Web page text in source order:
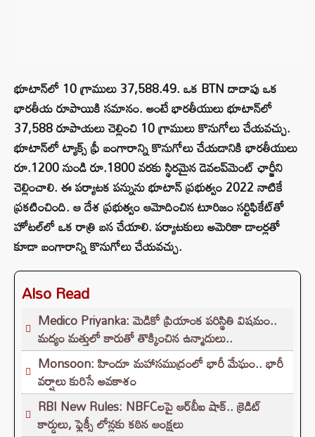
భూటాన్‌లో 10 గ్రాములు 37,588.49. ఒక BTN దాదాపు ఒక
భారతీయ రూపాయికి సమానం. అంటే భారతీయులు భూటాన్‌లో
37,588 రూపాయలు చెల్లించి 10 గ్రాములు కొనుగోలు చేయవచ్చు.
భూటాన్‌లో ట్యాక్స్ ఫ్రీ బంగారాన్ని కొనుగోలు చేయడానికి భారతీయులు
రూ.1200 నుండి రూ.1800 వరకు స్థిరమైన డెవలప్‌మెంట్ ఛార్జీని
చెల్లించాలి. ఈ పర్యాటక పన్నును భూటాన్ ప్రభుత్వం 2022 నాటికే
ప్రకటించింది. ఆ దేశ ప్రభుత్వం ఆమోదించిన టూరిజం సర్టిఫికేట్‌తో
హోటల్‌లో ఒక రాత్రి బస చేయాలి. పర్యాటకులు అమెరికా డాలర్లతో
కూడా బంగారాన్ని కొనుగోలు చేయవచ్చు.
Also Read
Medico Priyanka: మెడికో ప్రియాంక పరిస్థితి విషమం..
మద్యం మత్తులో కారుతో తొక్కించిన ఉన్మాదులు..
Monsoon: హిందూ మహాసముద్రంలో భారీ మేఘం.. భారీ
వర్షాలు కురిసే అవకాశం
RBI New Rules: NBFCలపై ఆర్‌బీఐ షాక్.. క్రెడిట్
కార్డులు, ఫ్లెక్సీ లోన్లకు కఠిన ఆంక్షలు